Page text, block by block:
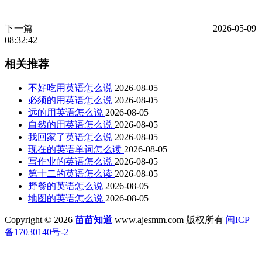
下一篇
2026-05-09
08:32:42
相关推荐
不好吃用英语怎么说 2026-08-05
必须的用英语怎么说 2026-08-05
远的用英语怎么说 2026-08-05
自然的用英语怎么说 2026-08-05
我回家了英语怎么说 2026-08-05
现在的英语单词怎么读 2026-08-05
写作业的英语怎么说 2026-08-05
第十二的英语怎么读 2026-08-05
野餐的英语怎么说 2026-08-05
地图的英语怎么说 2026-08-05
Copyright © 2026 苗苗知道 www.ajesmm.com 版权所有 闽ICP
备17030140号-2